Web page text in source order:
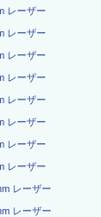
レーザー
レーザー
レーザー
レーザー
レーザー
レーザー
レーザー
レーザー
レーザー
レーザー